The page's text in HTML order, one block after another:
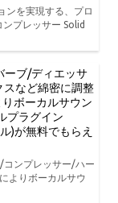
ンを実現する、プロ
プレッサー Solid
ーブ/ディエッサ
など綿密に調整
ボーカルサウン
プラグイン
)が無料でもらえ
ンプレッサー/ハー
よりボーカルサウ